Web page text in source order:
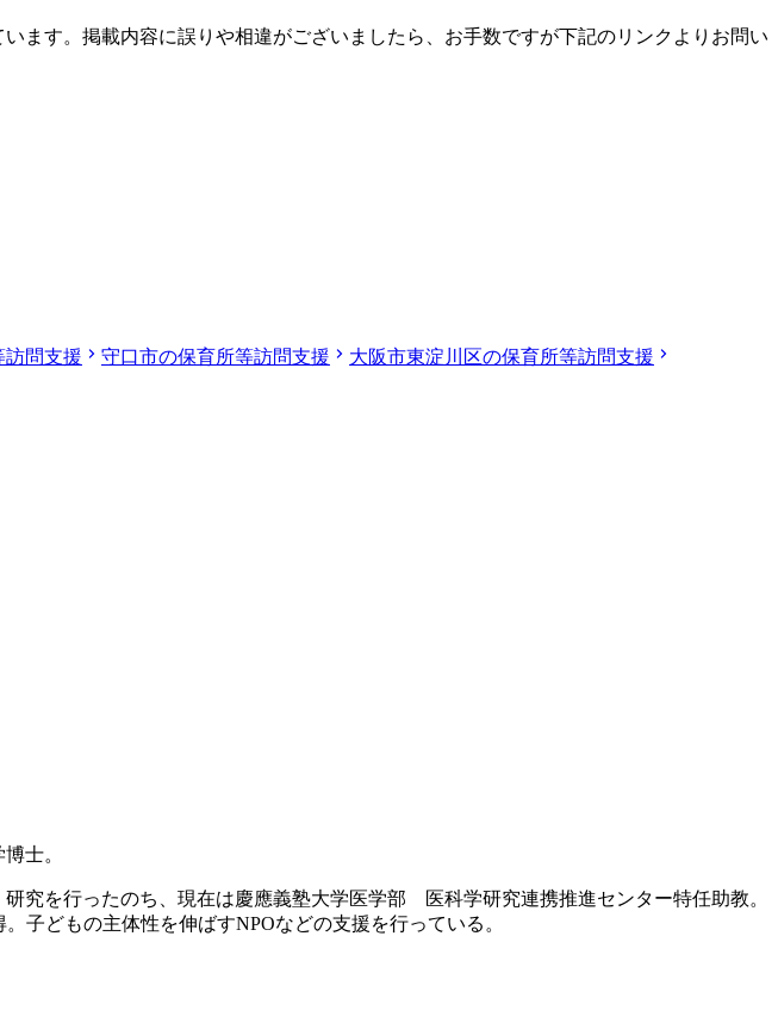
ます。掲載内容に誤りや相違がございましたら、お手数ですが下記のリンクよりお問い
訪問支援 守口市の保育所等訪問支援 大阪市東淀川区の保育所等訪問支援
士。
究を行ったのち、現在は慶應義塾大学医学部 医科学研究連携推進センター特任助教。
子どもの主体性を伸ばすNPOなどの支援を行っている。